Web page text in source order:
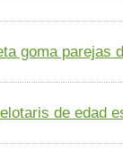
goma parejas
de edad